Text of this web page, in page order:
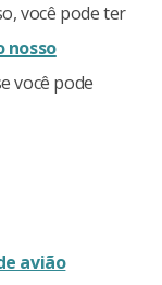
você pode ter
nosso
você pode
avião